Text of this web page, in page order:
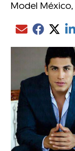
Model
Compartir el
Compartir el